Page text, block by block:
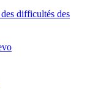
difficultés des